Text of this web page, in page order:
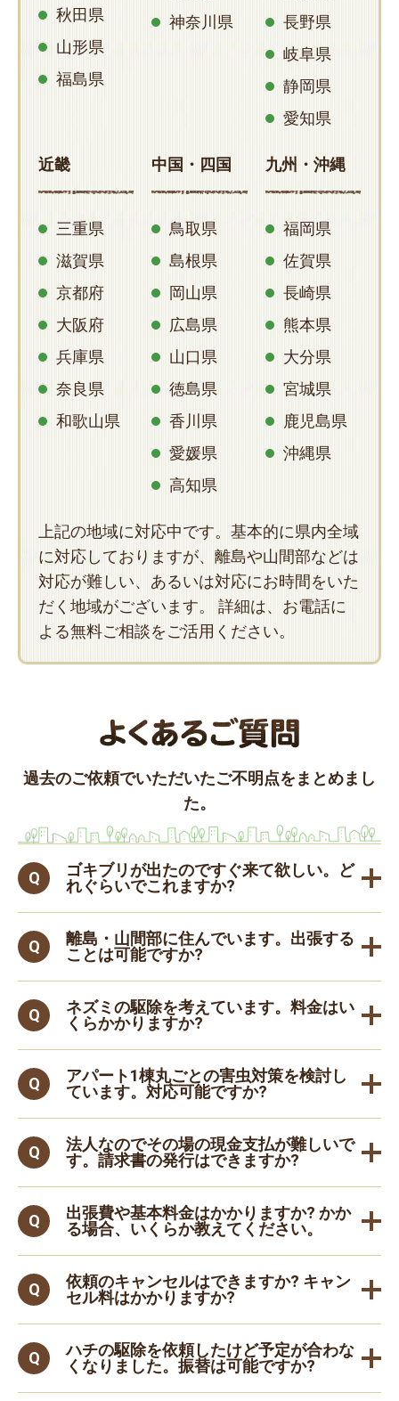
秋田県
山形県
福島県
神奈川県
長野県
岐阜県
静岡県
愛知県
近畿
三重県
滋賀県
京都府
大阪府
兵庫県
奈良県
和歌山県
中国・四国
鳥取県
島根県
岡山県
広島県
山口県
徳島県
香川県
愛媛県
高知県
九州・沖縄
福岡県
佐賀県
長崎県
熊本県
大分県
宮城県
鹿児島県
沖縄県
上記の地域に対応中です。基本的に県内全域
に対応しておりますが、離島や山間部などは
対応が難しい、あるいは対応にお時間をいた
だく地域がございます。 詳細は、お電話に
よる無料ご相談をご活用ください。
過去のご依頼でいただいたご不明点をまとめまし
た。
ゴキブリが出たのですぐ来て欲しい。ど
れぐらいでこれますか?
離島・山間部に住んでいます。出張する
ことは可能ですか?
ネズミの駆除を考えています。料金はい
くらかかりますか?
アパート1棟丸ごとの害虫対策を検討し
ています。対応可能ですか?
法人なのでその場の現金支払が難しいで
す。請求書の発行はできますか?
出張費や基本料金はかかりますか? かか
る場合、いくらか教えてください。
依頼のキャンセルはできますか? キャン
セル料はかかりますか?
ハチの駆除を依頼したけど予定が合わな
くなりました。振替は可能ですか?